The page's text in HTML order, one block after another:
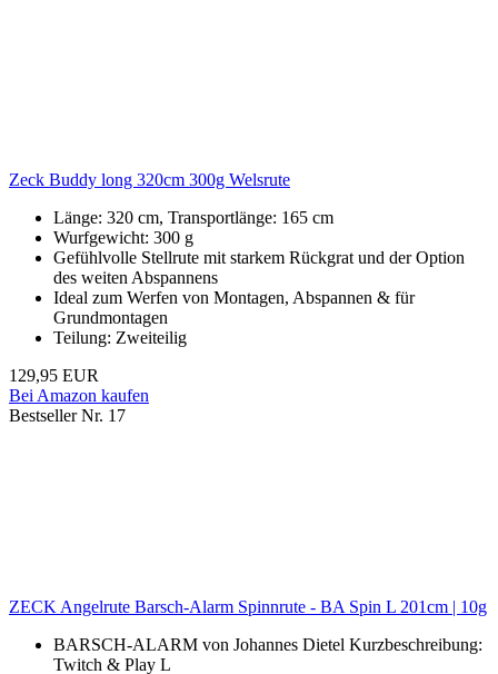
Zeck Buddy long 320cm 300g Welsrute
Länge: 320 cm, Transportlänge: 165 cm
Wurfgewicht: 300 g
Gefühlvolle Stellrute mit starkem Rückgrat und der Option
des weiten Abspannens
Ideal zum Werfen von Montagen, Abspannen & für
Grundmontagen
Teilung: Zweiteilig
129,95 EUR
Bei Amazon kaufen
Bestseller Nr. 17
ZECK Angelrute Barsch-Alarm Spinnrute - BA Spin L 201cm | 10g
BARSCH-ALARM von Johannes Dietel Kurzbeschreibung:
Twitch & Play L